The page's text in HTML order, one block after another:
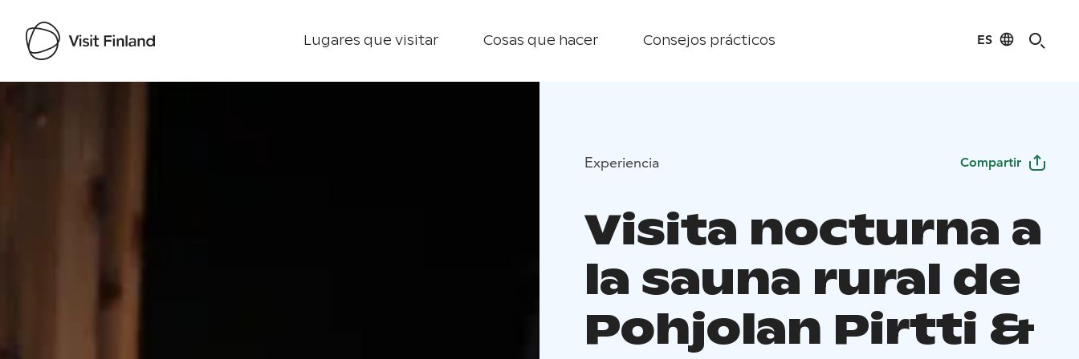
Lugares que visitar Cosas que hacer Consejos prácticos ES
Visit Finland
Experiencia Compartir
Visita nocturna a
la sauna rural de
Pohjolan Pirtti &